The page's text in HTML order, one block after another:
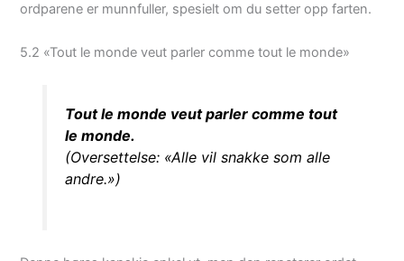
ordparene er munnfuller, spesielt om du setter opp farten.
5.2 «Tout le monde veut parler comme tout le monde»
Tout le monde veut parler comme tout
le monde.
(Oversettelse: «Alle vil snakke som alle
andre.»)